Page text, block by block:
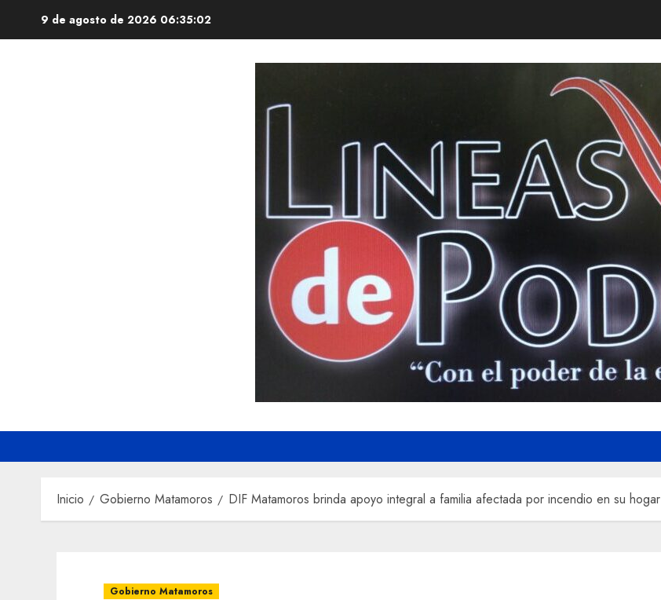
9 de agosto de 2026 06:35:03
Inicio Gobierno Matamoros DIF Matamoros brinda apoyo integral a familia afectada por incendio en su hogar
Gobierno Matamoros